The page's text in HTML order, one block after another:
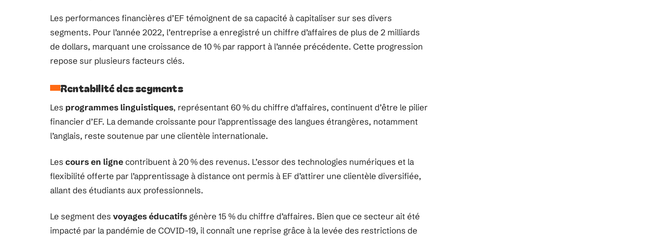
Les performances financières d’EF témoignent de sa capacité à capitaliser sur ses divers
segments. Pour l’année 2022, l’entreprise a enregistré un chiffre d’affaires de plus de 2 milliards
de dollars, marquant une croissance de 10 % par rapport à l’année précédente. Cette progression
repose sur plusieurs facteurs clés.
Rentabilité des segments
Les programmes linguistiques, représentant 60 % du chiffre d’affaires, continuent d’être le pilier
financier d’EF. La demande croissante pour l’apprentissage des langues étrangères, notamment
l’anglais, reste soutenue par une clientèle internationale.
Les cours en lignecontribuent à 20 % des revenus. L’essor des technologies numériques et la
flexibilité offerte par l’apprentissage à distance ont permis à EF d’attirer une clientèle diversifiée,
allant des étudiants aux professionnels.
Le segment des voyages éducatifs génère 15 % du chiffre d’affaires. Bien que ce secteur ait été
impacté par la pandémie de COVID-19, il connaît une reprise grâce à la levée des restrictions de